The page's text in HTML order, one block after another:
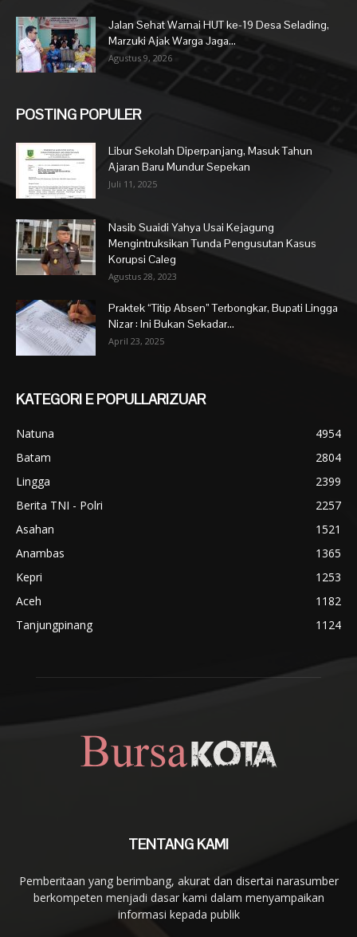
Jalan Sehat Warnai HUT ke-19 Desa Selading,
Marzuki Ajak Warga Jaga...
Agustus 9, 2026
POSTING POPULER
Libur Sekolah Diperpanjang, Masuk Tahun
Ajaran Baru Mundur Sepekan
Juli 11, 2025
Nasib Suaidi Yahya Usai Kejagung
Mengintruksikan Tunda Pengusutan Kasus
Korupsi Caleg
Agustus 28, 2023
Praktek “Titip Absen” Terbongkar, Bupati Lingga
Nizar : Ini Bukan Sekadar...
April 23, 2025
KATEGORI E POPULLARIZUAR
Natuna
4954
Batam
2804
Lingga
2399
Berita TNI - Polri
2257
Asahan
1521
Anambas
1365
Kepri
1253
Aceh
1182
Tanjungpinang
1124
TENTANG KAMI
Pemberitaan yang berimbang, akurat dan disertai narasumber
berkompeten menjadi dasar kami dalam menyampaikan
informasi kepada publik